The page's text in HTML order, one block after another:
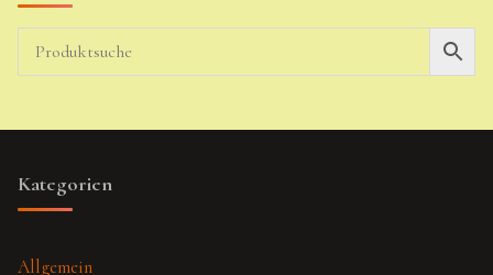
Kategorien
Allgemein